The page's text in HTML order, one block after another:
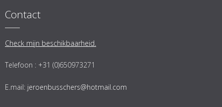
Contact
Check mijn beschikbaarheid.
Telefoon : +31 (0)650973271
E.mail: jeroenbusschers@hotmail.com